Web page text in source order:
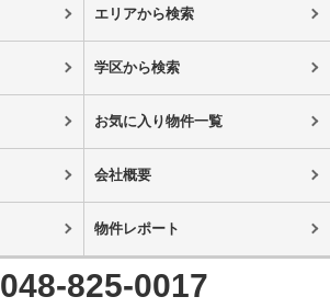
エリアから検索
学区から検索
お気に入り物件一覧
会社概要
物件レポート
048-825-0017